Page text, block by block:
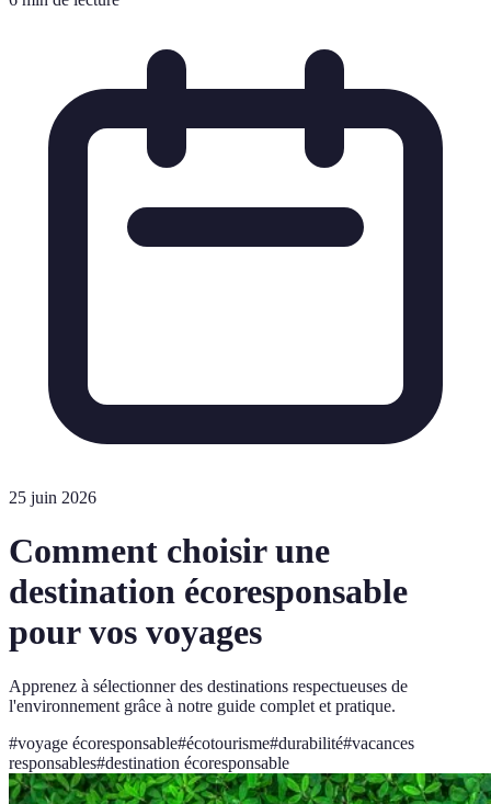
25 juin 2026
Comment choisir une
destination écoresponsable
pour vos voyages
Apprenez à sélectionner des destinations respectueuses de
l'environnement grâce à notre guide complet et pratique.
#voyage écoresponsable#écotourisme#durabilité#vacances
responsables#destination écoresponsable